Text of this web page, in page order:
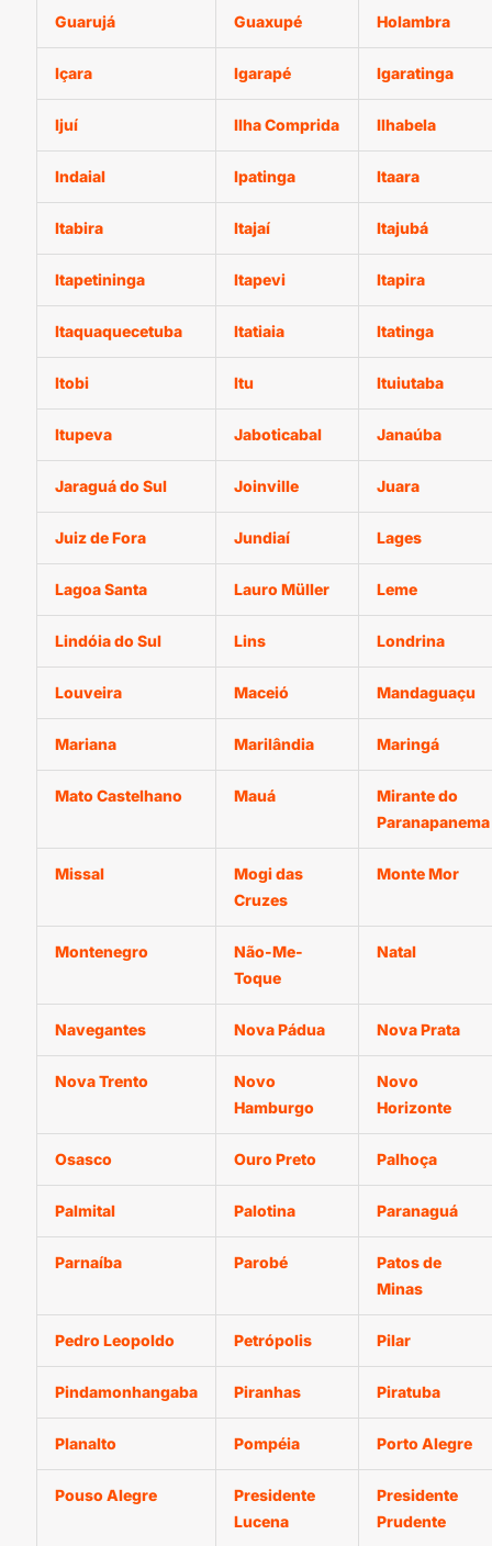
Guarujá Guaxupé Holambra
Içara Igarapé Igaratinga
Ijuí Ilha Comprida Ilhabela
Indaial Ipatinga Itaara
Itabira Itajaí Itajubá
Itapetininga Itapevi Itapira
Itaquaquecetuba Itatiaia Itatinga
Itobi Itu Ituiutaba
Itupeva Jaboticabal Janaúba
Jaraguá do Sul Joinville Juara
Juiz de Fora Jundiaí Lages
Lagoa Santa Lauro Müller Leme
Lindóia do Sul Lins Londrina
Louveira Maceió Mandaguaçu
Mariana Marilândia Maringá
Mato Castelhano Mauá
Mirante do
Paranapanema
Missal
Mogi das
Cruzes
Monte Mor
Montenegro
Não-Me-
Toque
Natal
Navegantes Nova Pádua Nova Prata
Nova Trento
Novo
Hamburgo
Novo
Horizonte
Osasco Ouro Preto Palhoça
Palmital Palotina Paranaguá
Parnaíba Parobé
Patos de
Minas
Pedro Leopoldo Petrópolis Pilar
Pindamonhangaba Piranhas Piratuba
Planalto Pompéia Porto Alegre
Pouso Alegre
Presidente
Lucena
Presidente
Prudente